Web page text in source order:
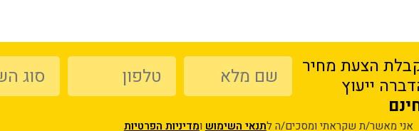
הצעת מחיר
ייעוץ
אני מאשר/ת שקראתי ומסכים/ה לתנאי השימוש ומדיניות הפרטיות
“מקצועי שאין דברים